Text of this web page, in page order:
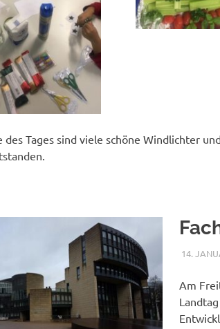
des Tages sind viele schöne Windlichter
14.
Am